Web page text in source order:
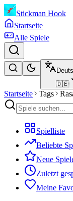
Stickman Hook
Startseite
Alle Spiele
🇩🇪
Startseite Tags
Spielliste
Beliebte
Neue
Zuletzt
Meine